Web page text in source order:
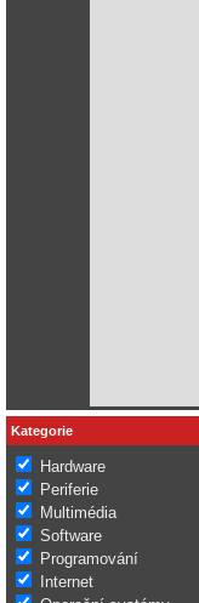
Kategorie
Hardware
Periferie
Multimédia
Software
Programování
Internet